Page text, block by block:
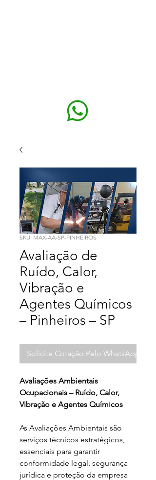
SKU: MAX-AA-SP-PINHEIROS
Avaliação de
Ruído, Calor,
Vibração e
Agentes Químicos
– Pinheiros – SP
Solicite Cotação Pelo WhatsApp
Avaliações Ambientais
Ocupacionais – Ruído, Calor,
Vibração e Agentes Químicos
As Avaliações Ambientais são
serviços técnicos estratégicos,
essenciais para garantir
conformidade legal, segurança
jurídica e proteção da empresa